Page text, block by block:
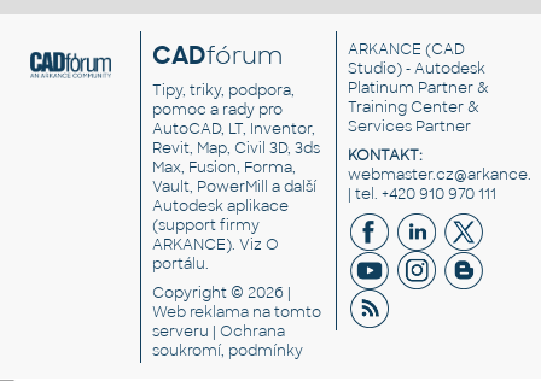
CADfórum
Tipy, triky, podpora,
pomoc a rady pro
AutoCAD, LT, Inventor,
Revit, Map, Civil 3D, 3ds
Max, Fusion, Forma,
Vault, PowerMill a další
Autodesk aplikace
(support firmy
ARKANCE). VizO
portálu.
Copyright © 2026 |
Web reklama na tomto
serveru |Ochrana
soukromí, podmínky
ARKANCE (CAD
Studio) - Autodesk
Platinum Partner &
Training Center &
Services Partner
KONTAKT:
| tel. +420 910 970 111